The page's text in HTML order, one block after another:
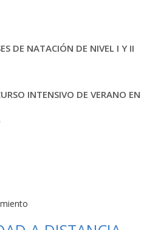
DE NATACIÓN DE NIVEL I Y II
INTENSIVO DE VERANO EN